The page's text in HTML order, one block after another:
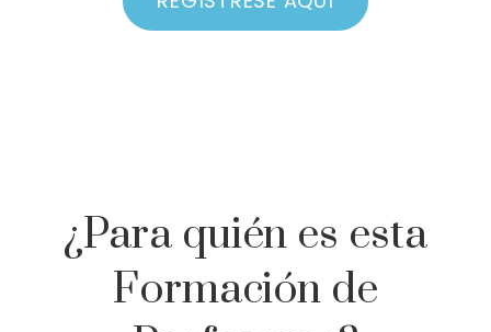
¿Para quién es esta
Formación de